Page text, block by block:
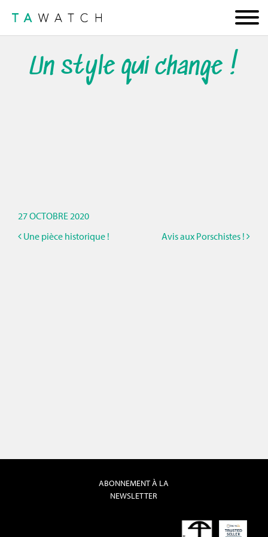
Un style qui change !
27 OCTOBRE 2020
Une pièce historique !
Avis aux Porschistes !
ABONNEMENT À LA
NEWSLETTER